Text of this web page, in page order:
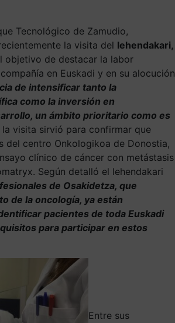
Tecnológico de Zamudio,
la visita del lehendakari,
objetivo de destacar la labor
en Euskadi y en su alocución
de intensificar tanto la
como la inversión en
un ámbito prioritario como es
la visita sirvió para confirmar que
del centro Onkologikoa de Donostia,
clínico de cáncer con metástasis
Según detalló el lehendakari
de Osakidetza, que
de la oncología, ya están
pacientes de toda Euskadi
para participar en estos
Entre sus